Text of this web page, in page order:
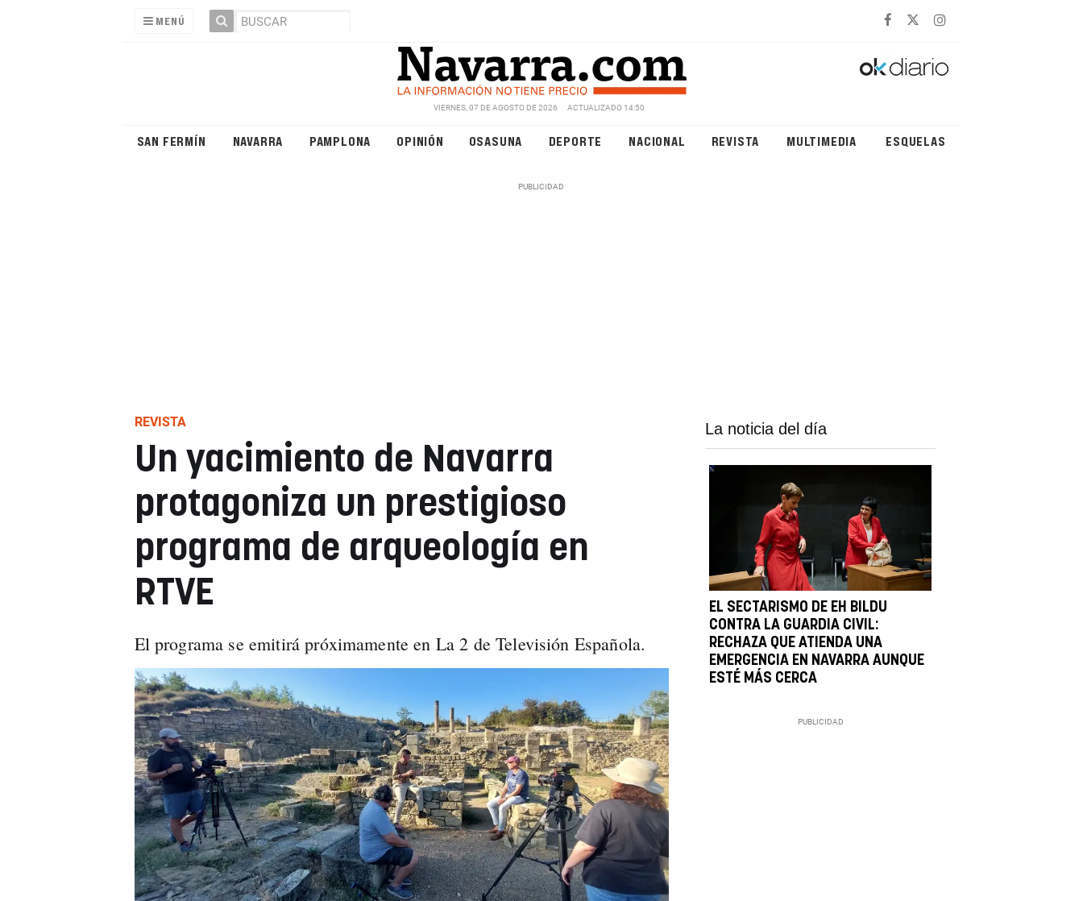
MENÚ
VIERNES, 07 DE AGOSTO DE 2026 ACTUALIZADO 14:50
SAN FERMÍN NAVARRA PAMPLONA OPINIÓN OSASUNA DEPORTE NACIONAL REVISTA MULTIMEDIA ESQUELAS
REVISTA
Un yacimiento de Navarra
protagoniza un prestigioso
programa de arqueología en
RTVE
El programa se emitirá próximamente en La 2 de Televisión Española.
La noticia del día
EL SECTARISMO DE EH BILDU
CONTRA LA GUARDIA CIVIL:
RECHAZA QUE ATIENDA UNA
EMERGENCIA EN NAVARRA AUNQUE
ESTÉ MÁS CERCA